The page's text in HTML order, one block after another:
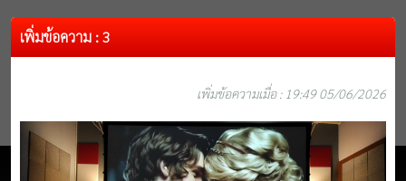
เพิ่มข้อความ : 3
เพิ่มข้อความเมื่อ : 19:49 05/06/2026